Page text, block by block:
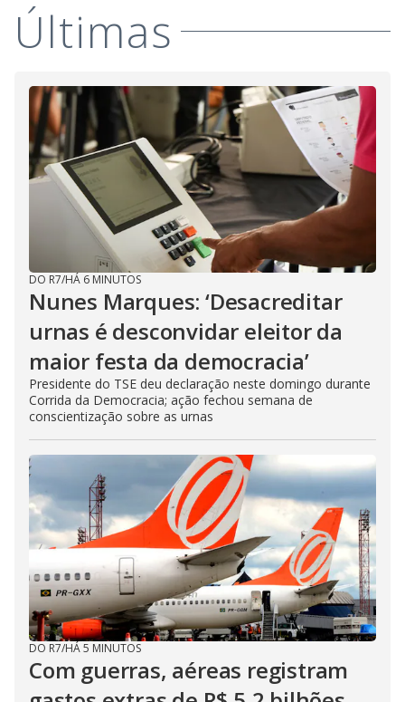
Últimas
DO R7/HÁ 6 MINUTOS
Nunes Marques: ‘Desacreditar
urnas é desconvidar eleitor da
maior festa da democracia’
Presidente do TSE deu declaração neste domingo durante
Corrida da Democracia; ação fechou semana de
conscientização sobre as urnas
DO R7/HÁ 5 MINUTOS
Com guerras, aéreas registram